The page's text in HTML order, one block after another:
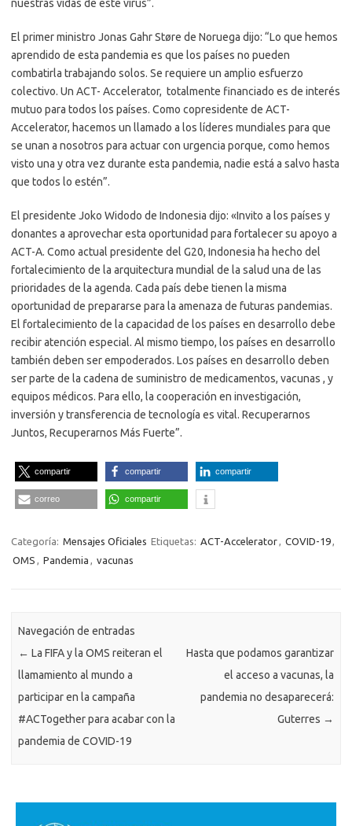
nuestras vidas de este virus”.
El primer ministro Jonas Gahr Støre de Noruega dijo: “Lo que hemos
aprendido de esta pandemia es que los países no pueden
combatirla trabajando solos. Se requiere un amplio esfuerzo
colectivo. Un ACT- Accelerator, totalmente financiado es de interés
mutuo para todos los países. Como copresidente de ACT-
Accelerator, hacemos un llamado a los líderes mundiales para que
se unan a nosotros para actuar con urgencia porque, como hemos
visto una y otra vez durante esta pandemia, nadie está a salvo hasta
que todos lo estén”.
El presidente Joko Widodo de Indonesia dijo: «Invito a los países y
donantes a aprovechar esta oportunidad para fortalecer su apoyo a
ACT-A. Como actual presidente del G20, Indonesia ha hecho del
fortalecimiento de la arquitectura mundial de la salud una de las
prioridades de la agenda. Cada país debe tienen la misma
oportunidad de prepararse para la amenaza de futuras pandemias.
El fortalecimiento de la capacidad de los países en desarrollo debe
recibir atención especial. Al mismo tiempo, los países en desarrollo
también deben ser empoderados. Los países en desarrollo deben
ser parte de la cadena de suministro de medicamentos, vacunas , y
equipos médicos. Para ello, la cooperación en investigación,
inversión y transferencia de tecnología es vital. Recuperarnos
Juntos, Recuperarnos Más Fuerte”.
compartir compartir compartir
correo compartir
Categoría: Mensajes Oficiales Etiquetas: ACT-Accelerator, COVID-19,
OMS , Pandemia , vacunas
Navegación de entradas
← La FIFA y la OMS reiteran el
llamamiento al mundo a
participar en la campaña
#ACTogether para acabar con la
pandemia de COVID-19
Hasta que podamos garantizar
el acceso a vacunas, la
pandemia no desaparecerá:
Guterres →